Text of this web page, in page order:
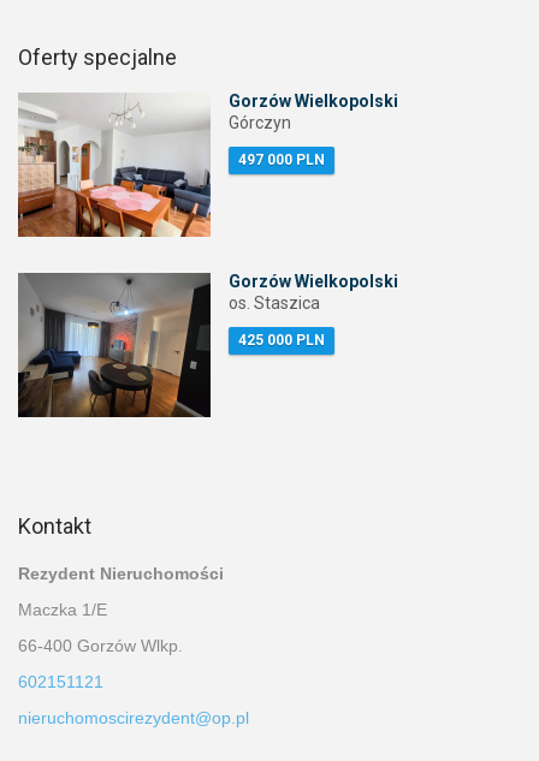
Oferty specjalne
Gorzów Wielkopolski
Górczyn
497 000 PLN
Gorzów Wielkopolski
os. Staszica
425 000 PLN
Kontakt
Rezydent Nieruchomości
Maczka 1/E
66-400 Gorzów Wlkp.
602151121
nieruchomoscirezydent@op.pl